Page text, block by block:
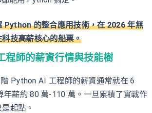
Python 的整合應用技術，在 2026 年無
技高薪核心的船票。
程師的薪資行情與技能樹
Python AI 工程師的薪資通常就在 6
年薪約 80 萬-110 萬。一旦累積了實戰作
起點。